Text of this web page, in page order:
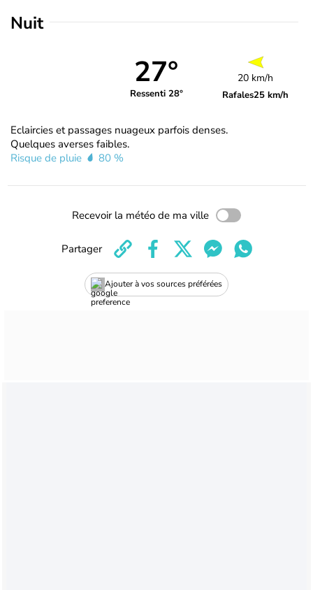
Nuit
27°
Ressenti 28°
20 km/h
Rafales25 km/h
Eclaircies et passages nuageux parfois denses.
Quelques averses faibles.
Risque de pluie
80 %
Recevoir la météo de ma ville
Ajouter à vos sources préférées
Partager